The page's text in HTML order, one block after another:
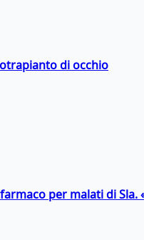
di occhio
per malati di Sla.